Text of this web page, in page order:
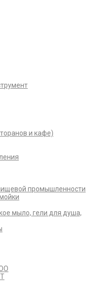
и кафе)
промышленности
мыло, гели для душа,